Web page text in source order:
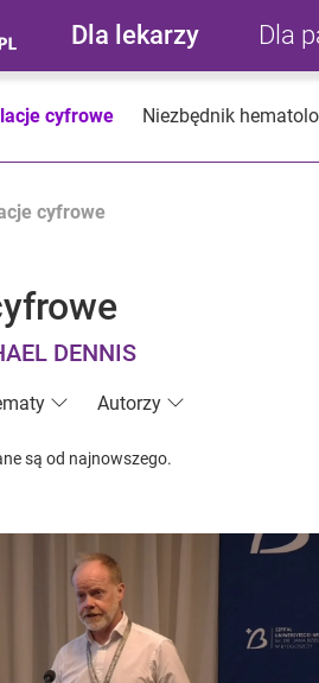
Dla lekarzy Dla
cyfrowe Niezbędnik
cyfrowe
DENNIS
Autorzy
są od najnowszego.